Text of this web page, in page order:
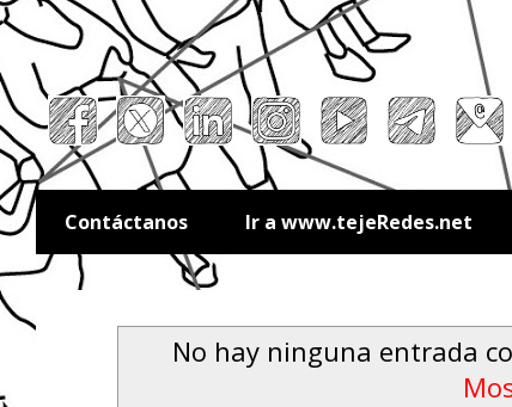
Contáctanos Ir a www.tejeRedes.net
No hay ninguna entrada